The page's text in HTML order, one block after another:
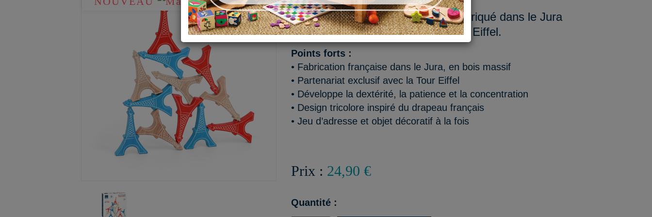
Un jeu d’adresse et d’élégance, fabriqué dans le Jura
en partenariat exclusif avec la Tour Eiffel.
Points forts :
• Fabrication française dans le Jura, en bois massif
• Partenariat exclusif avec la Tour Eiffel
• Développe la dextérité, la patience et la concentration
• Design tricolore inspiré du drapeau français
• Jeu d’adresse et objet décoratif à la fois
Prix : 24,90 €
Quantité :